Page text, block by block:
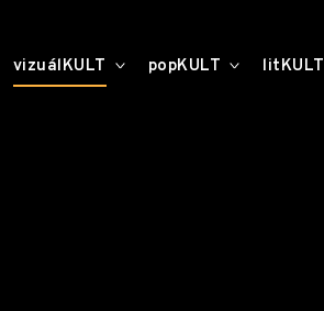
vizuálKULT toggle
child
popKULT toggle
child
litKULT